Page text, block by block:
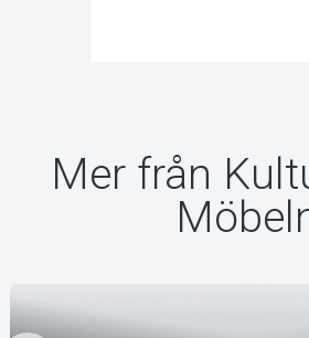
Mer från